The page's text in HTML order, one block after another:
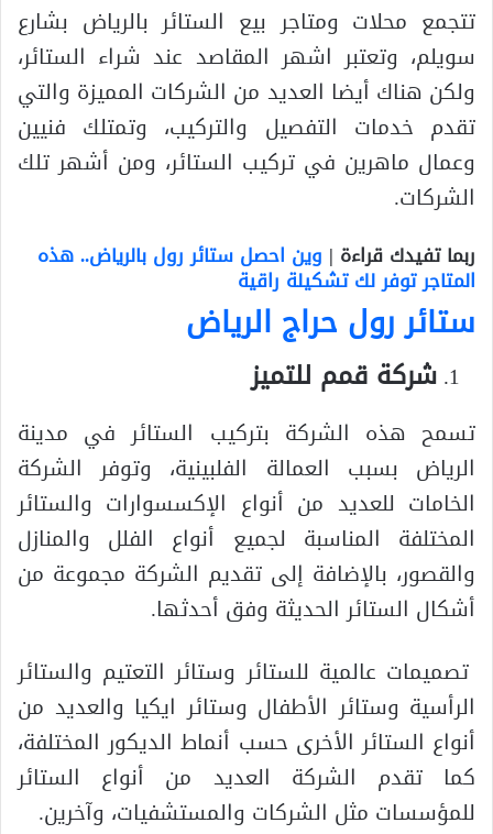
تتجمع محلات ومتاجر بيع الستائر بالرياض بشارع
سويلم، وتعتبر اشهر المقاصد عند شراء الستائر،
ولكن هناك أيضا العديد من الشركات المميزة والتي
تقدم خدمات التفصيل والتركيب، وتمتلك فنيين
وعمال ماهرين في تركيب الستائر، ومن أشهر تلك
الشركات.
ربما تفيدك قراءة | وين احصل ستائر رول بالرياض.. هذه
المتاجر توفر لك تشكيلة راقية
ستائر رول حراج الرياض
شركة قمم للتميز
تسمح هذه الشركة بتركيب الستائر في مدينة
الرياض بسبب العمالة الفلبينية، وتوفر الشركة
الخامات للعديد من أنواع الإكسسوارات والستائر
المختلفة المناسبة لجميع أنواع الفلل والمنازل
والقصور، بالإضافة إلى تقديم الشركة مجموعة من
أشكال الستائر الحديثة وفق أحدثها.
تصميمات عالمية للستائر وستائر التعتيم والستائر
الرأسية وستائر الأطفال وستائر ايكيا والعديد من
أنواع الستائر الأخرى حسب أنماط الديكور المختلفة،
كما تقدم الشركة العديد من أنواع الستائر
للمؤسسات مثل الشركات والمستشفيات، وآخرين.